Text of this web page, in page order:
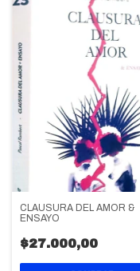
CLAUSURA DEL AMOR &
ENSAYO
$27.000,00